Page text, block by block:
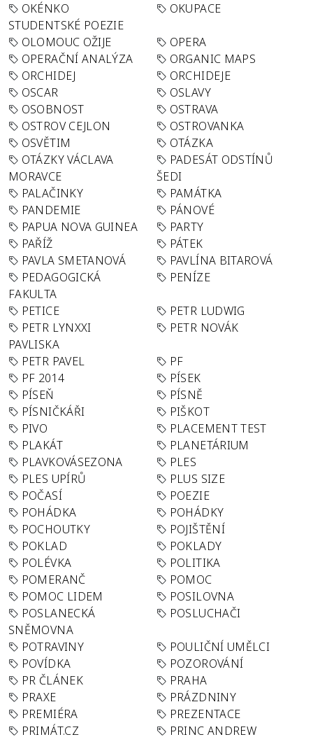
OKÉNKO
STUDENTSKÉ POEZIE
OKUPACE
OLOMOUC OŽIJE
OPERA
OPERAČNÍ ANALÝZA
ORGANIC MAPS
ORCHIDEJ
ORCHIDEJE
OSCAR
OSLAVY
OSOBNOST
OSTRAVA
OSTROV CEJLON
OSTROVANKA
OSVĚTIM
OTÁZKA
OTÁZKY VÁCLAVA
MORAVCE
PADESÁT ODSTÍNŮ
ŠEDI
PALAČINKY
PAMÁTKA
PANDEMIE
PÁNOVÉ
PAPUA NOVA GUINEA
PARTY
PAŘÍŽ
PÁTEK
PAVLA SMETANOVÁ
PAVLÍNA BITAROVÁ
PEDAGOGICKÁ
FAKULTA
PENÍZE
PETICE
PETR LUDWIG
PETR LYNXXI
PAVLISKA
PETR NOVÁK
PETR PAVEL
PF
PF 2014
PÍSEK
PÍSEŇ
PÍSNĚ
PÍSNIČKÁŘI
PIŠKOT
PIVO
PLACEMENT TEST
PLAKÁT
PLANETÁRIUM
PLAVKOVÁSEZONA
PLES
PLES UPÍRŮ
PLUS SIZE
POČASÍ
POEZIE
POHÁDKA
POHÁDKY
POCHOUTKY
POJIŠTĚNÍ
POKLAD
POKLADY
POLÉVKA
POLITIKA
POMERANČ
POMOC
POMOC LIDEM
POSILOVNA
POSLANECKÁ
SNĚMOVNA
POSLUCHAČI
POTRAVINY
POULIČNÍ UMĚLCI
POVÍDKA
POZOROVÁNÍ
PR ČLÁNEK
PRAHA
PRAXE
PRÁZDNINY
PREMIÉRA
PREZENTACE
PRIMÁT.CZ
PRINC ANDREW